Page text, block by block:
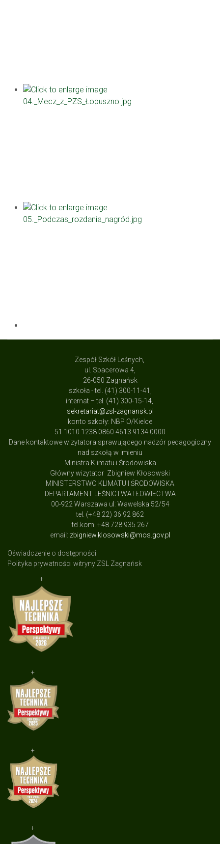
Zespół Szkół Leśnych,
ul. Spacerowa 4,
26-050 Zagnańsk
szkoła - tel. (41) 300-11-41,
internat – tel. (41) 300-15-14,
sekretariat@zsl-zagnansk.pl
konto szkoły: NBP O/Kielce
51 1010 1238 0860 4613 9134 0000
Dane kontaktowe wizytatora sprawującego nadzór pedagogiczny
nad szkołą w imieniu
Ministra Klimatu i Środowiska
Główny wizytator Zbigniew Kłosowski
MINISTERSTWO KLIMATU I ŚRODOWISKA
DEPARTAMENT LEŚNICTWA I ŁOWIECTWA
00-922 Warszawa ul: Wawelska 52/54
tel. (+48 22) 36 92 862
tel.kom. +48 728 935 267
email: zbigniew.klosowski@mos.gov.pl
Oświadczenie o dostępności
Polityka prywatności witryny ZSL Zagnańsk
+
+
+
+